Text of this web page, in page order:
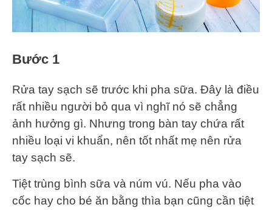
Bước 1
Rửa tay sạch sẽ trước khi pha sữa. Đây là điều
rất nhiều người bỏ qua vì nghĩ nó sẽ chẳng
ảnh hưởng gì. Nhưng trong bàn tay chứa rất
nhiều loại vi khuẩn, nên tốt nhất mẹ nên rửa
tay sạch sẽ.
Tiệt trùng bình sữa và núm vú. Nếu pha vào
cốc hay cho bé ăn bằng thìa bạn cũng cần tiệt